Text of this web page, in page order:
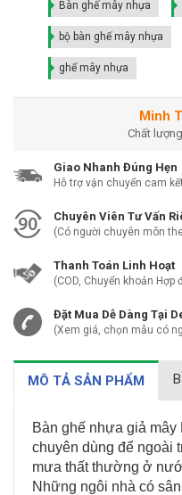
Bàn ghế mây nhựa
bộ bàn ghế mây nhựa
ghế mây nhựa
Minh
Chất
Giao Nhanh Đúng Hẹn
Hỗ trợ vận chuyển cam
Chuyên Viên Tư Vấn
(Có người chuyên môn
Thanh Toán Linh Hoạt
(COD, Chuyển khoản
Đặt Mua Dễ Dàng Tại
(Xem giá, chọn mẫu có
MÔ TẢ SẢN PHẨM
Bàn ghế nhựa giả mây
chuyên dùng để ngoài
mưa thất thường ở
Những ngôi nhà có